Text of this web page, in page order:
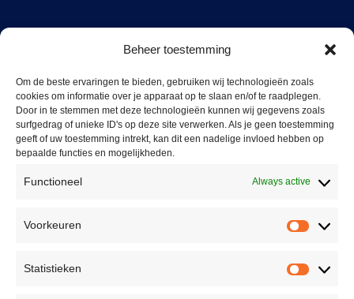
Beheer toestemming
Om de beste ervaringen te bieden, gebruiken wij technologieën zoals
cookies om informatie over je apparaat op te slaan en/of te raadplegen.
Door in te stemmen met deze technologieën kunnen wij gegevens zoals
surfgedrag of unieke ID's op deze site verwerken. Als je geen toestemming
geeft of uw toestemming intrekt, kan dit een nadelige invloed hebben op
bepaalde functies en mogelijkheden.
Functioneel Always active
Voorkeuren
Statistieken
3059 SM Rotterdam,
+31(0)10 228 16 51
info@casinolock.com